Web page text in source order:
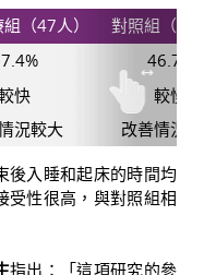
（47人）
對照組（46
46.7%
快
較慢
況較大 改善情況
後入睡和起床的時間均
受性很高，與對照組相
指出：「這項研究的參